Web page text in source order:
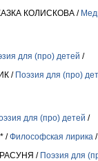
КОЛИСКОВА /
для (про) детей /
/ Поэзия для (про)
для (про) детей /
/Философская лирика /
/ Поэзия для